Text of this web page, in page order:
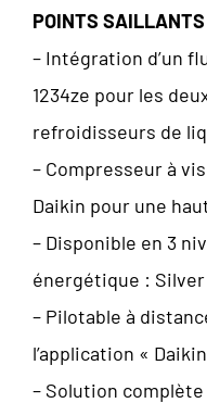
POINTS SAILLANTS
– Intégration d’un
1234ze pour les
refroidisseurs de
– Compresseur à
Daikin pour une
– Disponible en 3
énergétique : Silver
– Pilotable à
l’application «
– Solution complète